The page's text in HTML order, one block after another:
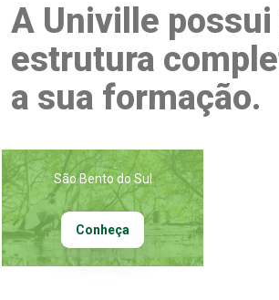
A Univille possui
estrutura
a sua formação.
São Bento do Sul
Conheça